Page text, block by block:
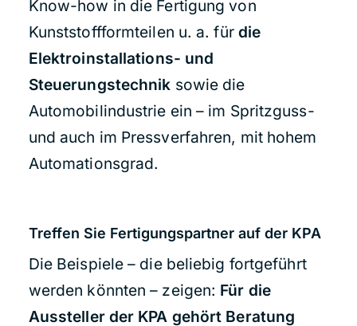
Know-how in die Fertigung von
Kunststoffformteilen u. a. für die
Elektroinstallations- und
Steuerungstechnik sowie die
Automobilindustrie ein – im Spritzguss-
und auch im Pressverfahren, mit hohem
Automationsgrad.
Treffen Sie Fertigungspartner auf der KPA
Die Beispiele – die beliebig fortgeführt
werden könnten – zeigen: Für die
Aussteller der KPA gehört Beratung